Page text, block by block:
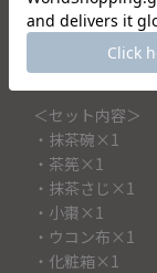
母の日や敬老の
抹茶を始めてみ
＜セット内容＞
・抹茶碗×1
・茶筅×1
・抹茶さじ×1
・小棗×1
・ウコン布×1
・化粧箱×1